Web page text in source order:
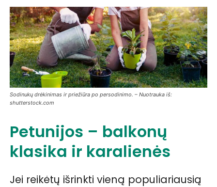
Sodinukų drėkinimas ir priežiūra po persodinimo. – Nuotrauka iš:
shutterstock.com
Petunijos – balkonų
klasika ir karalienės
Jei reikėtų išrinkti vieną populiariausią